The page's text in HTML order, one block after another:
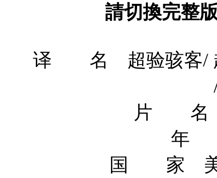
請切換完整
译 名 超验骇客/ 超
片 名
年
国 家 美